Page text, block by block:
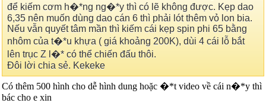
để kiếm cơm h�*ng ng�*y thì có lẽ không được. Kẹp dao
6,35 nên muốn dùng dao cán 6 thì phải lót thêm vỏ lon bia.
Nếu vẫn quyết tâm mần thì kiếm cái kẹp spin phi 65 bằng
nhôm của t�*u khựa ( giá khoảng 200K), dùi 4 cái lỗ bắt
lên trục Z l�* có thể chiến đấu thôi.
Đôi lời chia sẻ. Kekeke
Có thêm 500 hình cho dễ hình dung hoặc �*t video về cái n�*y thì
bác cho e xin